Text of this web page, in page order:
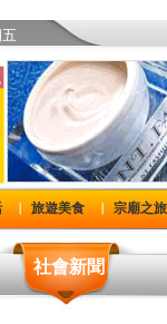
旅遊美食 宗廟之旅
社會新聞